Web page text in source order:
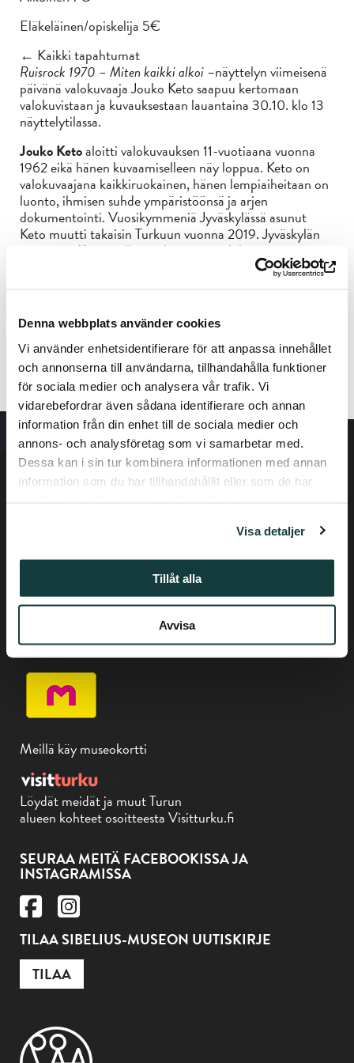
Denna webbplats använder cookies
Vi använder enhetsidentifierare för att anpassa innehållet
och annonserna till användarna, tillhandahålla funktioner
för sociala medier och analysera vår trafik. Vi
vidarebefordrar även sådana identifierare och annan
information från din enhet till de sociala medier och
annons- och analysföretag som vi samarbetar med.
Dessa kan i sin tur kombinera informationen med annan
information som du har tillhandahållit eller som de har
Visa detaljer
Tillåt alla
Avvisa
Eläkeläinen/opiskelija 5€
← Kaikki tapahtumat
Ruisrock 1970 – Miten kaikki alkoi–näyttelyn viimeisenä
päivänä valokuvaaja Jouko Keto saapuu kertomaan
valokuvistaan ja kuvauksestaan lauantaina 30.10. klo 13
näyttelytilassa.
Jouko Ketoaloitti valokuvauksen 11-vuotiaana vuonna
1962 eikä hänen kuvaamiselleen näy loppua. Keto on
valokuvaajana kaikkiruokainen, hänen lempiaiheitaan on
luonto, ihmisen suhde ympäristöönsä ja arjen
dokumentointi. Vuosikymmeniä Jyväskylässä asunut
Keto muutti takaisin Turkuun vuonna 2019. Jyväskylän
vuosinaan Keto osallistui aktiivisesti valokuvausjärjestöjen
toiminaan ja toimi mm. valokuvakouluttajana –
kiinnostus yhdistystoimintaa ja valokuvausta kohtaan
Jouko Keto on myös aktiivinen perhokalastaja ja
viihtyykin kesäisin Tenon rannoilla lempiharrastuksensa
parissa.
Taiteilijatapaaminen sisältyy museon pääsylipun hintaan.
Tietosuojaseloste
Puh. +358-(0) 50 337 6906
Piispankatu 17, Turku
Meillä käy museokortti
Löydät meidät ja muut Turun
alueen kohteet osoitteesta Visitturku.fi
SEURAA MEITÄ FACEBOOKISSA JA
INSTAGRAMISSA
TILAA SIBELIUS-MUSEON UUTISKIRJE
TILAA